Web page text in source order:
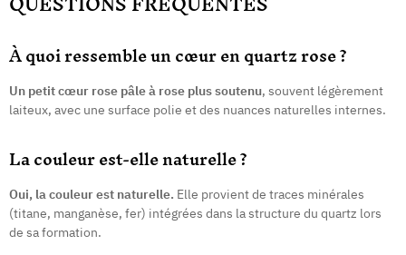
À quoi ressemble un cœur en quartz rose ?
Un petit cœur rose pâle à rose plus soutenu, souvent légèrement
laiteux, avec une surface polie et des nuances naturelles internes.
La couleur est-elle naturelle ?
Oui, la couleur est naturelle. Elle provient de traces minérales
(titane, manganèse, fer) intégrées dans la structure du quartz lors
de sa formation.